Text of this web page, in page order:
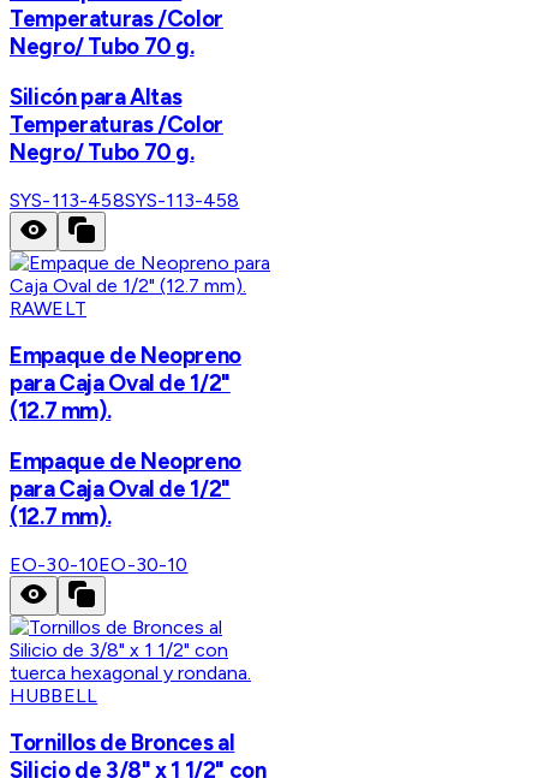
Temperaturas /Color
Negro/ Tubo 70 g.
Silicón para Altas
Temperaturas /Color
Negro/ Tubo 70 g.
SYS-113-458SYS-113-458
RAWELT
Empaque de Neopreno
para Caja Oval de 1/2"
(12.7 mm).
Empaque de Neopreno
para Caja Oval de 1/2"
(12.7 mm).
EO-30-10EO-30-10
HUBBELL
Tornillos de Bronces al
Silicio de 3/8" x 1 1/2" con